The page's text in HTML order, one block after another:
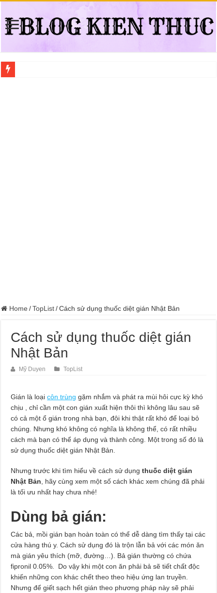
Home / TopList / Cách sử dụng thuốc diệt gián Nhật Bản
Cách sử dụng thuốc diệt gián
Nhật Bản
Mỹ Duyen TopList
Gián là loạicôn trùng gặm nhắm và phát ra mùi hôi cực kỳ khó
chịu , chỉ cần một con gián xuất hiện thôi thì không lâu sau sẽ
có cả một ổ gián trong nhà bạn, đôi khi thật rất khó để loại bỏ
chúng. Nhưng khó không có nghĩa là không thể, có rất nhiều
cách mà bạn có thể áp dụng và thành công. Một trong số đó là
sử dụng thuốc diệt gián Nhật Bản.
Nhưng trước khi tìm hiểu về cách sử dụngthuốc diệt gián
Nhật Bản, hãy cùng xem một số cách khác xem chúng đã phải
là tối ưu nhất hay chưa nhé!
Dùng bả gián:
Các bả, mồi gián bạn hoàn toàn có thể dễ dàng tìm thấy tại các
cửa hàng thú y. Cách sử dụng đó là trộn lẫn bả với các món ăn
mà gián yêu thích (mỡ, đường…). Bả gián thường có chứa
fipronil 0.05%. Do vậy khi một con ăn phải bả sẽ tiết chất độc
khiến những con khác chết theo theo hiệu ứng lan truyền.
Nhưng để giết sạch hết gián theo phương pháp này sẽ phải